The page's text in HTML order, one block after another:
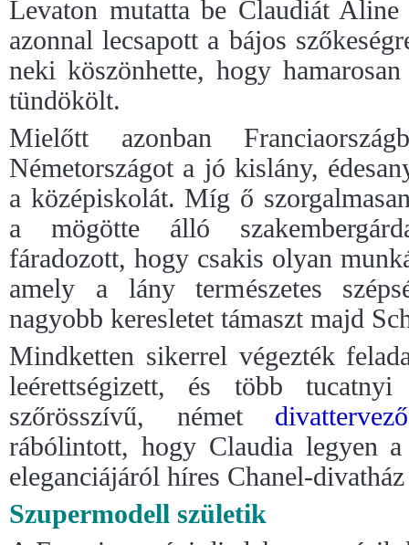
Levaton mutatta be Claudiát
azonnal lecsapott a bájos
neki köszönhette, hogy
tündökölt.
Mielőtt azonban
Németországot a jó kislány,
a középiskolát. Míg ő
a mögötte álló
fáradozott, hogy csakis olyan
amely a lány természetes
nagyobb keresletet támaszt majd
Mindketten sikerrel végezték
leérettségizett, és több
szőrösszívű, német divattervező
rábólintott, hogy Claudia legyen
eleganciájáról híres Chanel-
Szupermodell születik